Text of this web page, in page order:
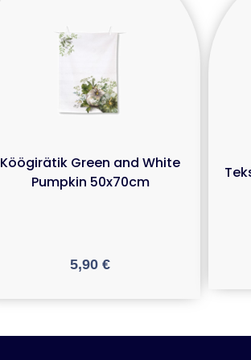
Köögirätik Green and White
Pumpkin 50x70cm
5,90€